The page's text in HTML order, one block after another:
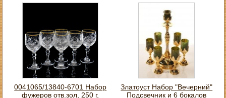
0041065/13840-6701 Набор
фужеров отв.зол, 250 г,
Златоуст Набор "Вечерний"
Подсвечник и 6 бокалов